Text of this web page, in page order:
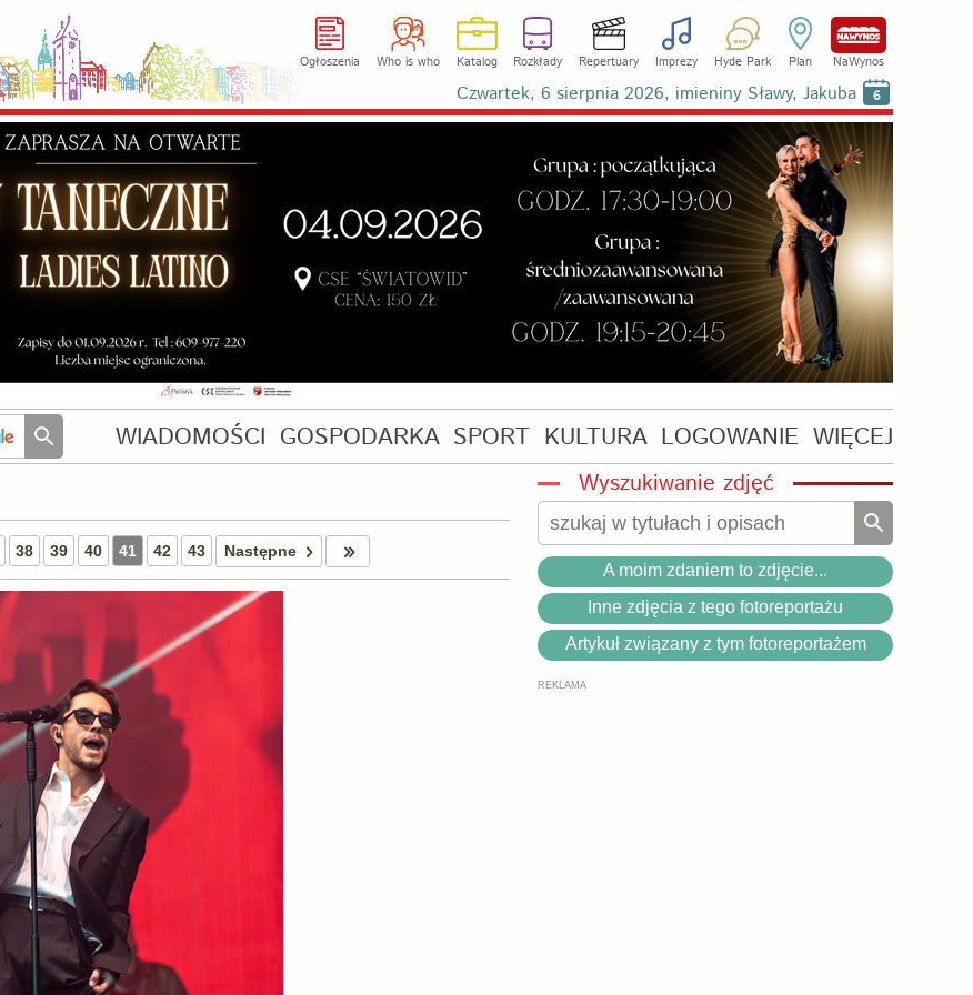
Ogłoszenia Who is who Katalog Rozkłady Repertuary Imprezy Hyde Park Plan NaWynos
Czwartek, 6 sierpnia 2026, imieniny Sławy, Jakuba 6
WIADOMOŚCI GOSPODARKA SPORT KULTURA LOGOWANIE WIĘCEJ
38 39 40 41 42 43 Następne
Wyszukiwanie zdjęć
A moim zdaniem to zdjęcie...
Inne zdjęcia z tego fotoreportażu
Artykuł związany z tym fotoreportażem